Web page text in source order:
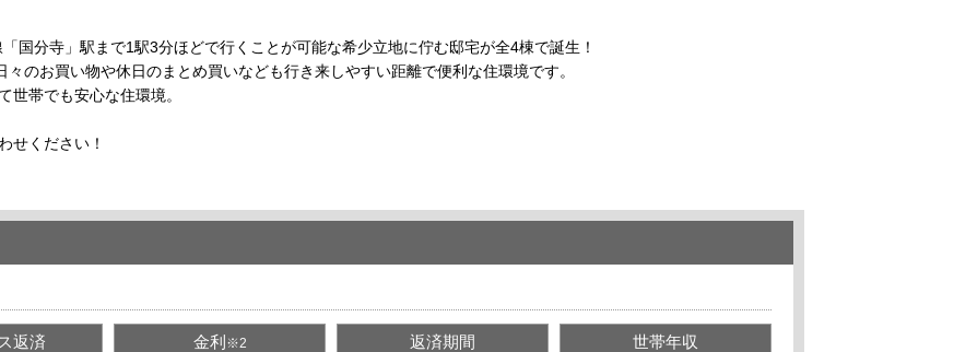
国分寺」駅まで1駅3分ほどで行くことが可能な希少立地に佇む邸宅が全4棟で誕生！
のお買い物や休日のまとめ買いなども行き来しやすい距離で便利な住環境です。
世帯でも安心な住環境。
せください！
返済
金利 ※2
返済期間
世帯年収